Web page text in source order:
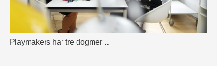
Playmakers har tre dogmer ...